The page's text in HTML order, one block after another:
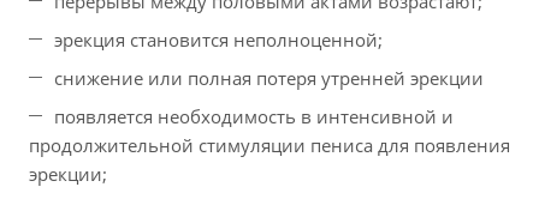
эрекция становится неполноценной;
снижение или полная потеря утренней эрекции
появляется необходимость в интенсивной и
продолжительной стимуляции пениса для появления
эрекции;